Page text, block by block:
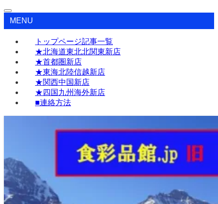
MENU
トップページ記事一覧
★北海道東北北関東新店
★首都圏新店
★東海北陸信越新店
★関西中国新店
★四国九州海外新店
■連絡方法